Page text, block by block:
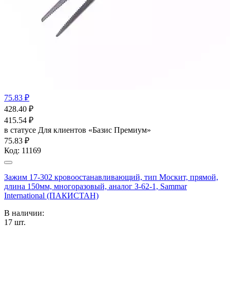
75.83 ₽
428.40 ₽
415.54 ₽
в статусе Для клиентов «Базис Премиум»
75.83 ₽
Код: 11169
Зажим 17-302 кровоостанавливающий, тип Москит, прямой,
длина 150мм, многоразовый, аналог З-62-1, Sammar
International (ПАКИСТАН)
В наличии:
17 шт.